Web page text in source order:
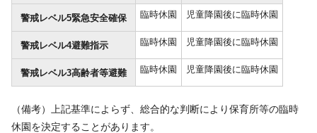
警戒レベル5緊急安全確保 臨時休園 児童降園後に臨時休園
警戒レベル4避難指示 臨時休園 児童降園後に臨時休園
警戒レベル3高齢者等避難 臨時休園 児童降園後に臨時休園
（備考）上記基準によらず、総合的な判断により保育所等の臨時
休園を決定することがあります。